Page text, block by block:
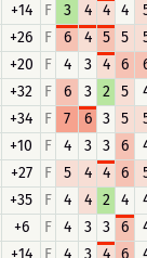
+14 F 3 4 4 4
+26 F 6 4 5 5
+20 F 4 3 4 6
+32 F 6 3 2 5
+34 F 7 6 3 5
+10 F 4 3 3 6
+27 F 5 4 4 6
+35 F 4 4 2 4
+6 F 4 3 3 6
+14 F 4 3 4 6